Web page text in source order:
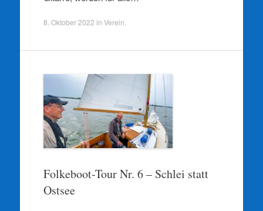
8. Oktober 2022 in Verein
Folkeboot-Tour Nr. 6 – Schlei statt
Ostsee